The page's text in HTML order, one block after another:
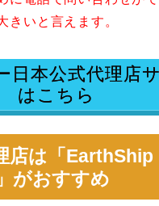
きいと言えます。
日本公式代理店
はこちら
店は「EarthShip
がおすすめ